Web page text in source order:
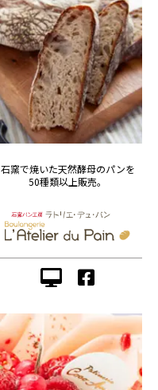
石窯で焼いた天然酵母のパンを
50種類以上販売。